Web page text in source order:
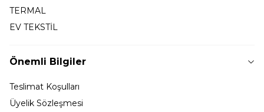
TERMAL
EV TEKSTİL
Önemli Bilgiler
Teslimat Koşulları
Üyelik Sözleşmesi